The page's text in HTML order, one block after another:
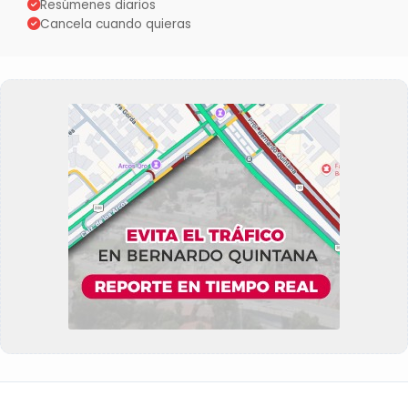
Resúmenes diarios
Cancela cuando quieras